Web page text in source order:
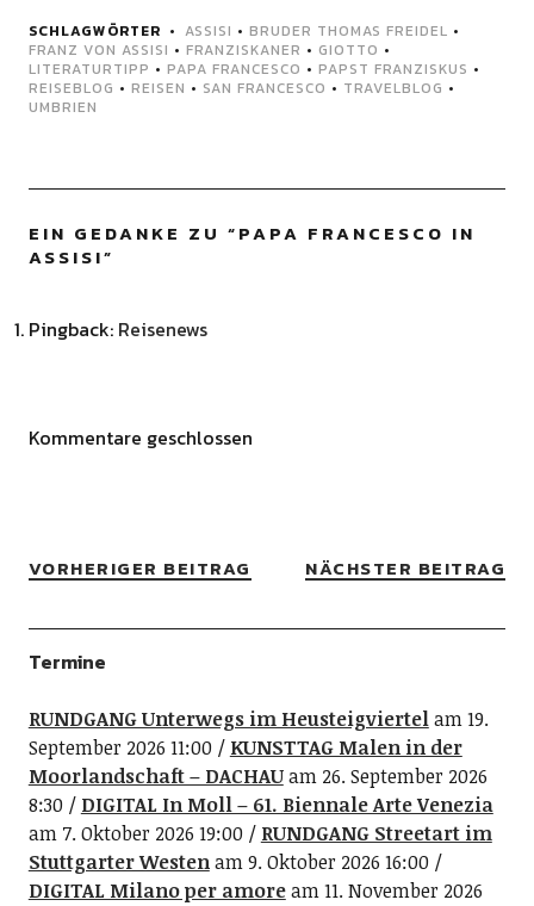
SCHLAGWÖRTER ASSISI • BRUDER THOMAS FREIDEL •
FRANZ VON ASSISI • FRANZISKANER • GIOTTO •
LITERATURTIPP • PAPA FRANCESCO • PAPST FRANZISKUS •
REISEBLOG • REISEN • SAN FRANCESCO • TRAVELBLOG •
UMBRIEN
EIN GEDANKE ZU “PAPA FRANCESCO IN
ASSISI”
Pingback: Reisenews
Kommentare geschlossen
VORHERIGER BEITRAG NÄCHSTER BEITRAG
Termine
RUNDGANG Unterwegs im Heusteigviertelam 19.
September 2026 11:00
KUNSTTAG Malen in der
Moorlandschaft – DACHAUam 26. September 2026
8:30
DIGITAL In Moll – 61. Biennale Arte Venezia
am 7. Oktober 2026 19:00
RUNDGANG Streetart im
Stuttgarter Westenam 9. Oktober 2026 16:00
DIGITAL Milano per amoream 11. November 2026